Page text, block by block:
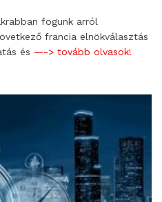
fogunk arról
francia elnökválasztás
és —-> tovább olvasok!